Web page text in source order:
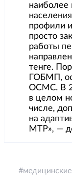
наиболее
профили
просто
работы
тенге.
ГОБМП,
ОСМС. В
в целом
числе,
на
МТР», —
медицинские